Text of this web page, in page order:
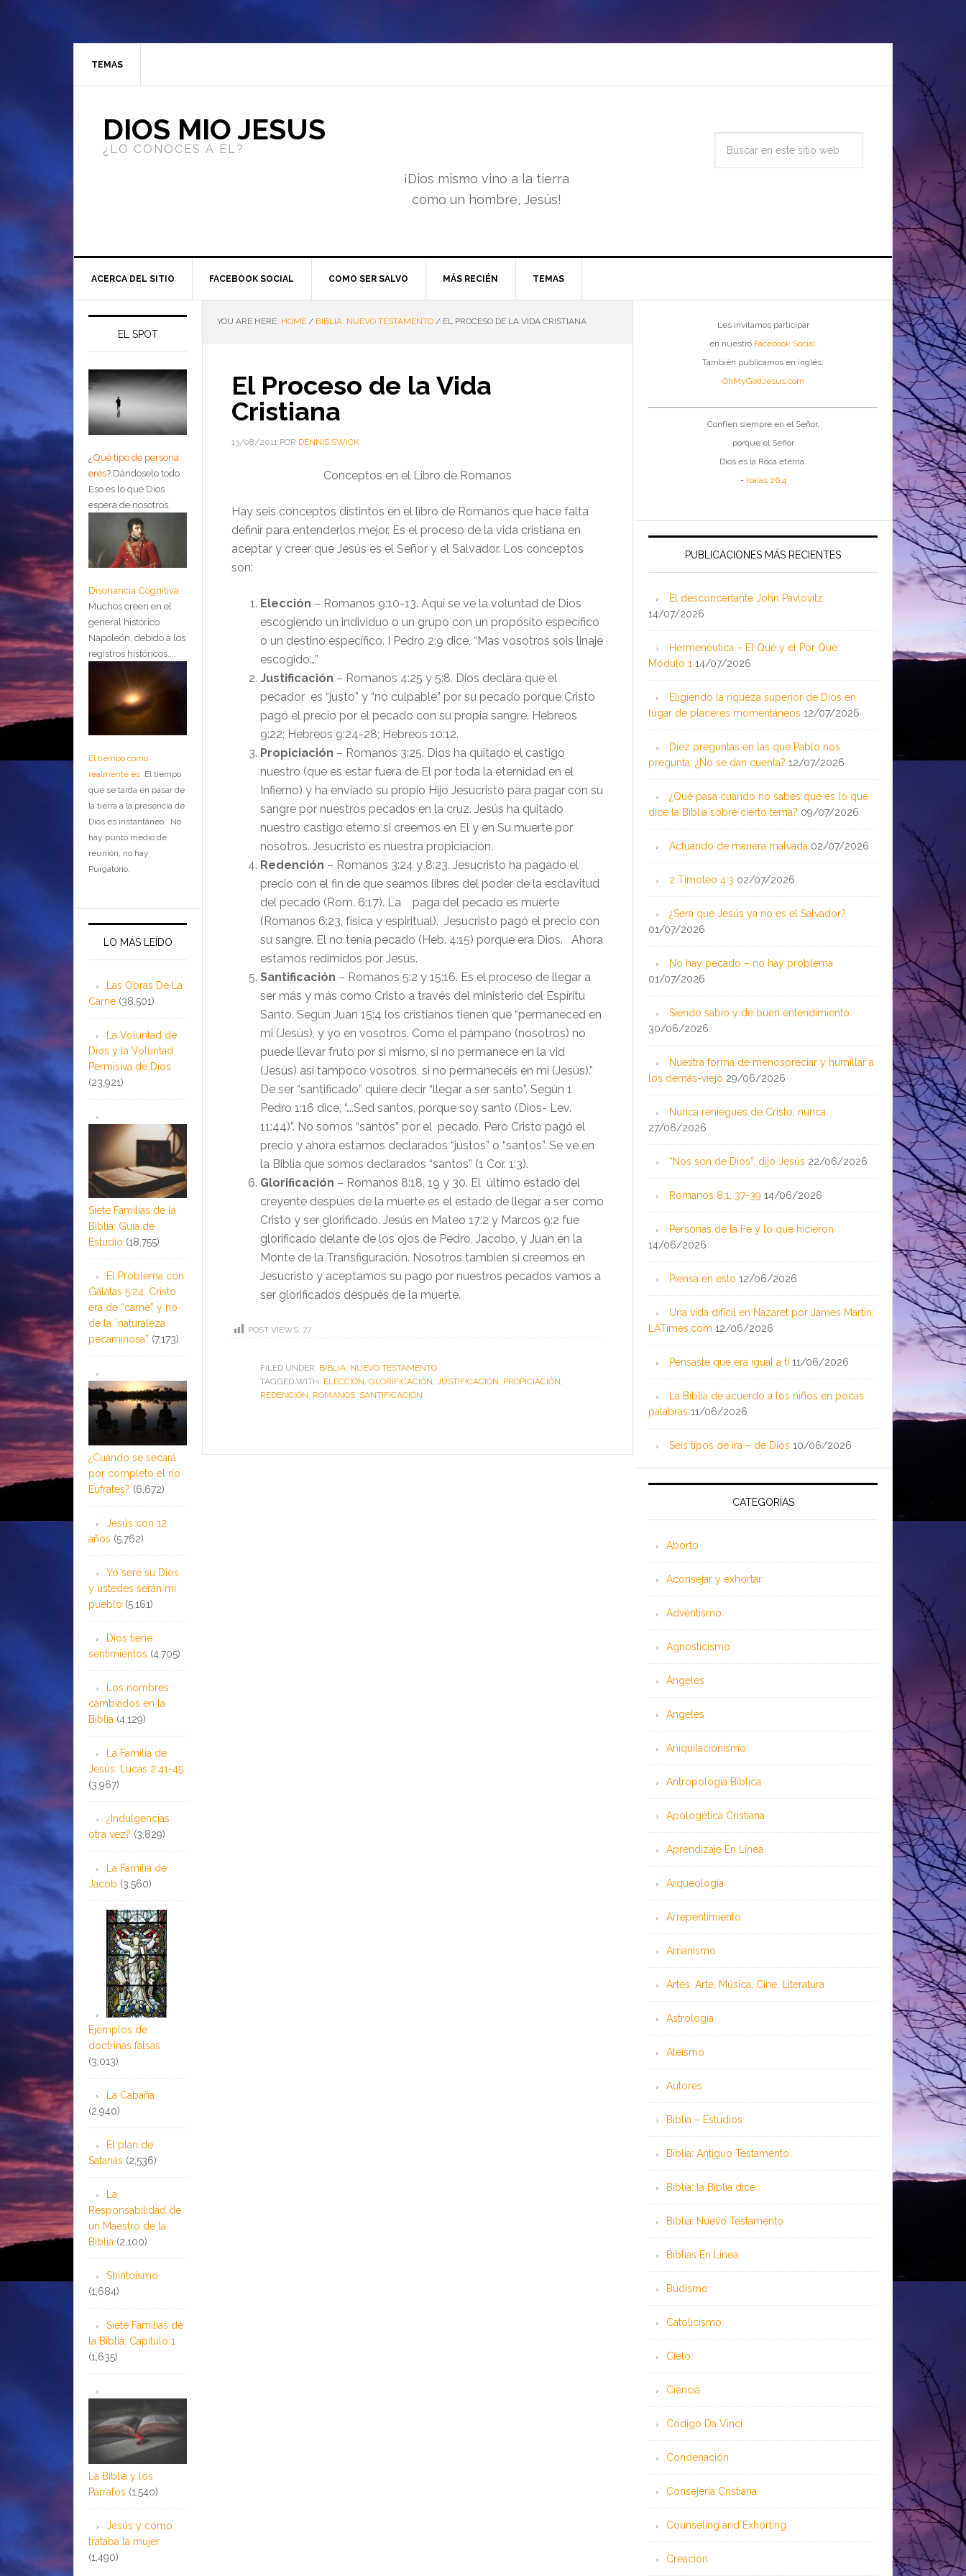
TEMAS
DIOS MIO JESUS
¿LO CONOCES A ÉL?
¡Dios mismo vino a la tierra
como un hombre, Jesús!
ACERCA DEL SITIO FACEBOOK SOCIAL COMO SER SALVO MÁS RECIÉN TEMAS
YOU ARE HERE: HOME / BIBLIA: NUEVO TESTAMENTO / EL PROCESO DE LA VIDA CRISTIANA
El Proceso de la Vida
Cristiana
13/08/2011 POR DENNIS SWICK
Conceptos en el Libro de Romanos
Hay seis conceptos distintos en el libro de Romanos que hace falta
definir para entenderlos mejor. Es el proceso de la vida cristiana en
aceptar y creer que Jesús es el Señor y el Salvador. Los conceptos
son:
Elección – Romanos 9:10-13. Aquí se ve la voluntad de Dios
escogiendo un individuo o un grupo con un propósito específico
o un destino específico. I Pedro 2:9 dice, “Mas vosotros sois linaje
escogido…”
Justificación – Romanos 4:25 y 5:8. Dios declara que el
pecador es “justo” y “no culpable” por su pecado porque Cristo
pagó el precio por el pecado con su propia sangre. Hebreos
9:22; Hebreos 9:24-28; Hebreos 10:12.
Propiciación – Romanos 3:25. Dios ha quitado el castigo
nuestro (que es estar fuera de El por toda la eternidad en el
Infierno) y ha enviado su propio Hijo Jesucristo para pagar con su
sangre por nuestros pecados en la cruz. Jesús ha quitado
nuestro castigo eterno si creemos en El y en Su muerte por
nosotros. Jesucristo es nuestra propiciación.
Redención – Romanos 3:24 y 8:23. Jesucristo ha pagado el
precio con el fin de que seamos libres del poder de la esclavitud
del pecado (Rom. 6:17). La paga del pecado es muerte
(Romanos 6:23, física y espiritual). Jesucristo pagó el precio con
su sangre. El no tenía pecado (Heb. 4:15) porque era Dios. Ahora
estamos redimidos por Jesús.
Santificación – Romanos 5:2 y 15:16. Es el proceso de llegar a
ser más y más como Cristo a través del ministerio del Espíritu
Santo. Según Juan 15:4 los cristianos tienen que “permaneced en
mi (Jesús), y yo en vosotros. Como el pámpano (nosotros) no
puede llevar fruto por si mismo, si no permanece en la vid
(Jesús) así tampoco vosotros, si no permanecéis en mi (Jesús).”
De ser “santificado” quiere decir “llegar a ser santo”. Según 1
Pedro 1:16 dice, “….Sed santos, porque soy santo (Dios- Lev.
11:44)”. No somos “santos” por el pecado. Pero Cristo pagó el
precio y ahora estamos declarados “justos” o “santos”. Se ve en
la Biblia que somos declarados “santos” (1 Cor. 1:3).
Glorificación – Romanos 8:18, 19 y 30. El último estado del
creyente después de la muerte es el estado de llegar a ser como
Cristo y ser glorificado. Jesús en Mateo 17:2 y Marcos 9:2 fue
glorificado delante de los ojos de Pedro, Jacobo, y Juan en la
Monte de la Transfiguración. Nosotros también si creemos en
Jesucristo y aceptamos su pago por nuestros pecados vamos a
ser glorificados después de la muerte.
POST VIEWS: 77
FILED UNDER: BIBLIA: NUEVO TESTAMENTO
TAGGED WITH: ELECCIÓN, GLORIFICACIÓN, JUSTIFICACIÓN, PROPICIACIÓN,
REDENCIÓN, ROMANOS, SANTIFICACIÓN
Les invitamos participar
en nuestro Facebook Social.
También publicamos en inglés:
OhMyGodJesus.com
Confíen siempre en el Señor,
porque el Señor
Dios es la Roca eterna.
- Isaías 26:4
PUBLICACIONES MÁS RECIENTES
El desconcertante John Pavlovitz
14/07/2026
Hermenéutica – El Qué y el Por Qué:
Módulo 1 14/07/2026
Eligiendo la riqueza superior de Dios en
lugar de placeres momentáneos 12/07/2026
Diez preguntas en las que Pablo nos
pregunta: ¿No se dan cuenta? 12/07/2026
¿Qué pasa cuando no sabes qué es lo que
dice la Biblia sobre cierto tema? 09/07/2026
Actuando de manera malvada 02/07/2026
2 Timoteo 4:3 02/07/2026
¿Será que Jesús ya no es el Salvador?
01/07/2026
No hay pecado – no hay problema
01/07/2026
Siendo sabio y de buen entendimiento
30/06/2026
Nuestra forma de menospreciar y humillar a
los demás-viejo 29/06/2026
Nunca reniegues de Cristo, nunca
27/06/2026
“Nos son de Dios”, dijo Jesús 22/06/2026
Romanos 8:1, 37-39 14/06/2026
Personas de la Fe y lo que hicieron
14/06/2026
Piensa en esto 12/06/2026
Una vida difícil en Nazaret por James Martin;
LATimes.com 12/06/2026
Pensaste que era igual a ti 11/06/2026
La Biblia de acuerdo a los niños en pocas
palabras 11/06/2026
Seis tipos de ira – de Dios 10/06/2026
CATEGORÍAS
Aborto
Aconsejar y exhortar
Adventismo
Agnosticismo
Ángeles
Angeles
Aniquilacionismo
Antropología Bíblica
Apologética Cristiana
Aprendizaje En Línea
Arqueología
Arrepentimiento
Arrianismo
Artes: Arte, Música, Cine, Literatura
Astrología
Ateísmo
Autores
Biblia – Estudios
Biblia: Antiguo Testamento
Biblia: la Biblia dice
Biblia: Nuevo Testamento
Bíblias En Línea
Budismo
Catolicismo
Cielo
Ciencia
Código Da Vinci
Condenación
Consejería Cristiana
Counseling and Exhorting
Creación
EL SPOT
¿Qué tipo de persona
eres? Dándoselo todo.
Eso es lo que Dios
espera de nosotros.
Disonancia Cognitiva
Muchos creen en el
general histórico
Napoleón, debido a los
registros históricos....
El tiempo como
realmente es El tiempo
que se tarda en pasar de
la tierra a la presencia de
Dios es instantáneo. No
hay punto medio de
reunión, no hay
Purgatorio.
LO MÁS LEÍDO
Las Obras De La
Carne (38,501)
La Voluntad de
Dios y la Voluntad
Permisiva de Dios
(23,921)
Siete Familias de la
Biblia: Guía de
Estudio (18,755)
El Problema con
Gálatas 5:24: Cristo
era de “carne” y no
de la ¨naturaleza
pecaminosa” (7,173)
¿Cuándo se secará
por completo el río
Éufrates? (6,672)
Jesús con 12
años (5,762)
Yo seré su Dios
y ustedes serán mi
pueblo (5,161)
Dios tiene
sentimientos (4,705)
Los nombres
cambiados en la
Biblia (4,129)
La Familia de
Jesús: Lucas 2:41-45
(3,967)
¿Indulgencias
otra vez? (3,829)
La Familia de
Jacob (3,560)
Ejemplos de
doctrinas falsas
(3,013)
La Cabaña
(2,940)
El plan de
Satanás (2,536)
La
Responsabilidad de
un Maestro de la
Biblia (2,100)
Shintoísmo
(1,684)
Siete Familias de
la Biblia: Capítulo 1
(1,635)
La Biblia y los
Párrafos (1,540)
Jesús y cómo
trataba la mujer
(1,490)